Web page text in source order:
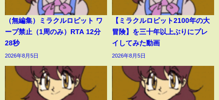
（無編集）ミラクルロピット ワ
ープ禁止（1周のみ）RTA 12分
28秒
2026年8月5日
【ミラクルロピット2100年の大
冒険】を三十年以上ぶりにプレ
イしてみた動画
2026年8月5日